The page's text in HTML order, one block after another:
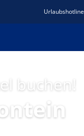
Urlaubshotline
buchen!